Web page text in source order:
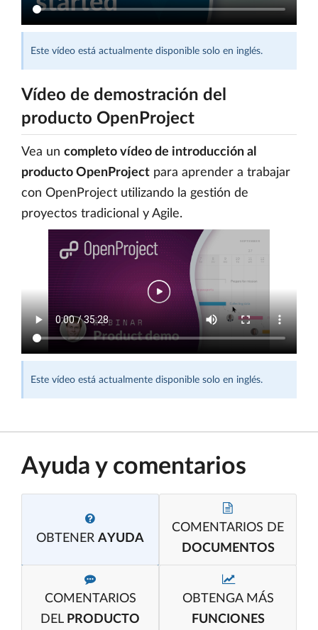
Este vídeo está actualmente disponible solo en inglés.
Vídeo de demostración del
producto OpenProject
Vea un completo vídeo de introducción al
producto OpenProject para aprender a trabajar
con OpenProject utilizando la gestión de
proyectos tradicional y Agile.
Este vídeo está actualmente disponible solo en inglés.
Ayuda y comentarios
OBTENER AYUDA
COMENTARIOS DE
DOCUMENTOS
COMENTARIOS
DEL PRODUCTO
OBTENGA MÁS
FUNCIONES